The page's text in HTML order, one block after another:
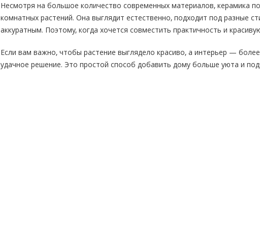
Несмотря на большое количество современных материалов, керамика
комнатных растений. Она выглядит естественно, подходит под разные
аккуратным. Поэтому, когда хочется совместить практичность и
Если вам важно, чтобы растение выглядело красиво, а интерьер —
удачное решение. Это простой способ добавить дому больше уюта и